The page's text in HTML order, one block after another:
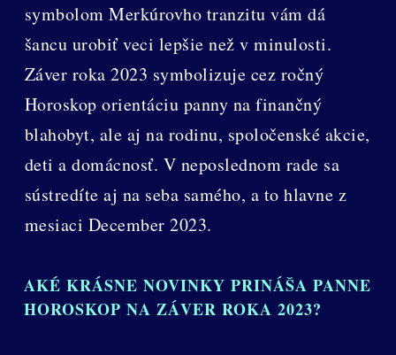
symbolom Merkúrovho tranzitu vám dá
šancu urobiť veci lepšie než v minulosti.
Záver roka 2023 symbolizuje cez ročný
Horoskop orientáciu panny na finančný
blahobyt, ale aj na rodinu, spoločenské akcie,
deti a domácnosť. V neposlednom rade sa
sústredíte aj na seba samého, a to hlavne z
mesiaci December 2023.
AKÉ KRÁSNE NOVINKY PRINÁŠA PANNE
HOROSKOP NA ZÁVER ROKA 2023?